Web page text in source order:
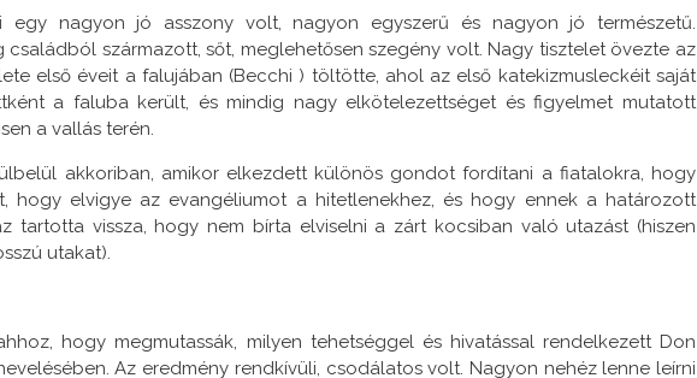
egy nagyon jó asszony volt, nagyon egyszerű és nagyon jó természetű.
családból származott, sőt, meglehetősen szegény volt. Nagy tisztelet övezte az
első éveit a falujában (Becchi ) töltötte, ahol az első katekizmusleckéit saját
a faluba került, és mindig nagy elkötelezettséget és figyelmet mutatott
a vallás terén.
akkoriban, amikor elkezdett különös gondot fordítani a fiatalokra, hogy
hogy elvigye az evangéliumot a hitetlenekhez, és hogy ennek a határozott
tartotta vissza, hogy nem bírta elviselni a zárt kocsiban való utazást (hiszen
utakat).
hogy megmutassák, milyen tehetséggel és hivatással rendelkezett Don
Az eredmény rendkívüli, csodálatos volt. Nagyon nehéz lenne leírni